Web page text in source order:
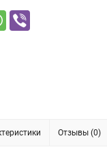
Отзывы (0)